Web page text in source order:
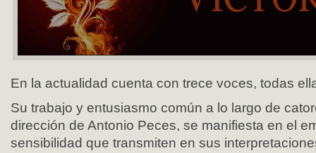
En la actualidad cuenta con trece voces, todas
Su trabajo y entusiasmo común a lo largo de
dirección de Antonio Peces, se manifiesta en el
sensibilidad que transmiten en sus